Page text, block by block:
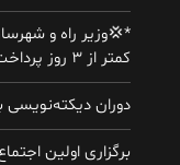
*💢وزیر راه و
کمتر از ۳ روز پرداخت شد*
دوران دیکته‌نویسی
برگزاری اولین